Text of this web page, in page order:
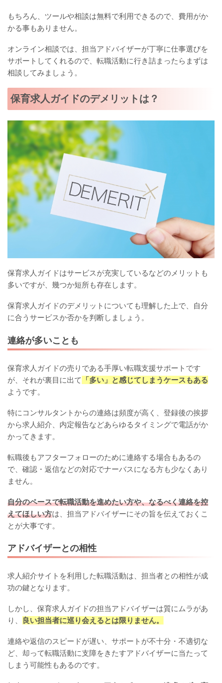
もちろん、ツールや相談は無料で利用できるので、費用がか
かる事もありません。
オンライン相談では、担当アドバイザーが丁寧に仕事選びを
サポートしてくれるので、転職活動に行き詰まったらまずは
相談してみましょう。
保育求人ガイドのデメリットは？
保育求人ガイドはサービスが充実しているなどのメリットも
多いですが、幾つか短所も存在します。
保育求人ガイドのデメリットについても理解した上で、自分
に合うサービスか否かを判断しましょう。
連絡が多いことも
保育求人ガイドの売りである手厚い転職支援サポートです
が、それが裏目に出て
「多い」と感じてしまうケースもある
ようです。
特にコンサルタントからの連絡は頻度が高く、登録後の挨拶
から求人紹介、内定報告などあらゆるタイミングで電話がか
かってきます。
転職後もアフターフォローのために連絡する場合もあるの
で、確認・返信などの対応でナーバスになる方も少なくあり
ません。
自分のペースで転職活動を進めたい方や、なるべく連絡を控
えてほしい方は、担当アドバイザーにその旨を伝えておくこ
とが大事です。
アドバイザーとの相性
求人紹介サイトを利用した転職活動は、担当者との相性が成
功の鍵となります。
しかし、保育求人ガイドの担当アドバイザーは質にムラがあ
り、
良い担当者に巡り会えるとは限りません。
連絡や返信のスピードが遅い、サポートが不十分・不適切な
ど、却って転職活動に支障をきたすアドバイザーに当たって
しまう可能性もあるのです。